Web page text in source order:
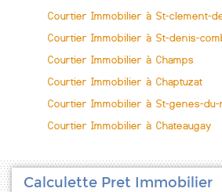
Courtier Immobilier à St-clement-
Courtier Immobilier à St-denis-
Courtier Immobilier à Champs
Courtier Immobilier à Chaptuzat
Courtier Immobilier à St-genes-du-
Courtier Immobilier à Chateaugay
Calculette Pret Immobilier